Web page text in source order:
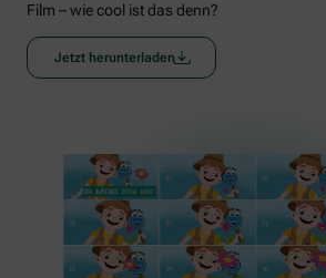
Film – wie cool ist das denn?
Jetzt herunterladen